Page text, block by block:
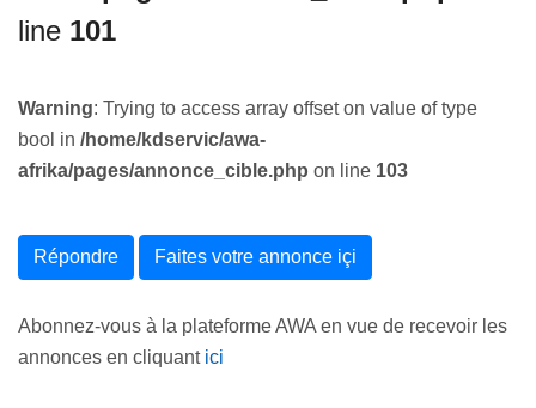
line 101
Warning: Trying to access array offset on value of type
bool in /home/kdservic/awa-
afrika/pages/annonce_cible.php on line 103
Répondre Faites votre annonce içi
Abonnez-vous à la plateforme AWA en vue de recevoir les
annonces en cliquant ici